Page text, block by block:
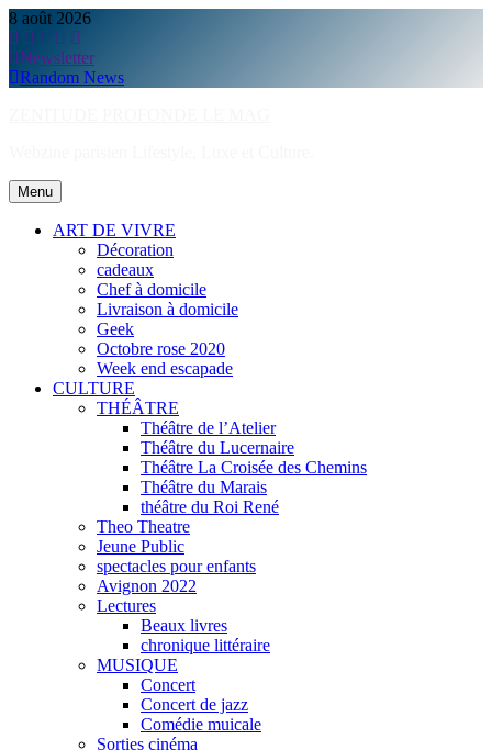
Skip
to
content
8 août 2026
Newsletter
Random News
Menu
ART DE VIVRE
Décoration
cadeaux
Chef à domicile
Livraison à domicile
Geek
Octobre rose 2020
Week end escapade
CULTURE
THÉÂTRE
Théâtre de l’Atelier
Théâtre du Lucernaire
Théâtre La Croisée des Chemins
Théâtre du Marais
théâtre du Roi René
Theo Theatre
Jeune Public
spectacles pour enfants
Avignon 2022
Lectures
Beaux livres
chronique littéraire
MUSIQUE
Concert
Concert de jazz
Comédie muicale
Sorties cinéma